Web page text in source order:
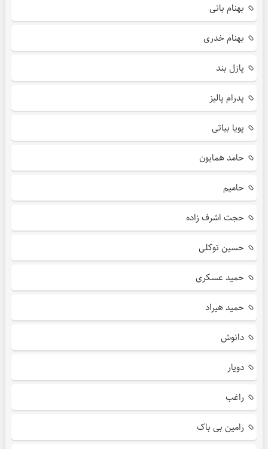
بهنام بانی
بهنام خدری
پازل بند
پدرام پالیز
پویا بیاتی
حامد همایون
حامیم
حجت اشرف زاده
حسین توکلی
حمید عسکری
حمید هیراد
دانوش
دویار
راغب
رامین بی باک